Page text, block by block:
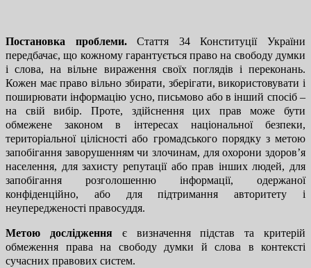
Постановка проблеми.Стаття 34 Конституції України
передбачає, що кожному гарантується право на свободу думки
і слова, на вільне вираження своїх поглядів і переконань.
Кожен має право вільно збирати, зберігати, використовувати і
поширювати інформацію усно, письмово або в інший спосіб –
на свій вибір. Проте, здійснення цих прав може бути
обмежене законом в інтересах національної безпеки,
територіальної цілісності або громадського порядку з метою
запобігання заворушенням чи злочинам, для охорони здоров’я
населення, для захисту репутації або прав інших людей, для
запобігання розголошенню інформації, одержаної
конфіденційно, або для підтримання авторитету і
неупередженості правосуддя.
Метою дослідженняє визначення підстав та критерій
обмеження права на свободу думки й слова в контексті
сучасних правових систем.